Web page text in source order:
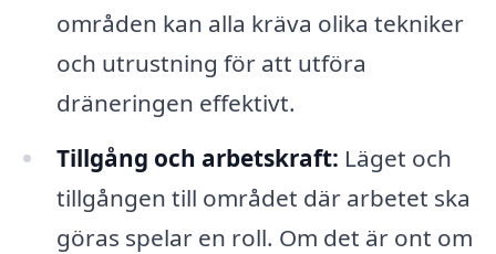
områden kan alla kräva olika tekniker
och utrustning för att utföra
dräneringen effektivt.
Tillgång och arbetskraft: Läget och
tillgången till området där arbetet ska
göras spelar en roll. Om det är ont om